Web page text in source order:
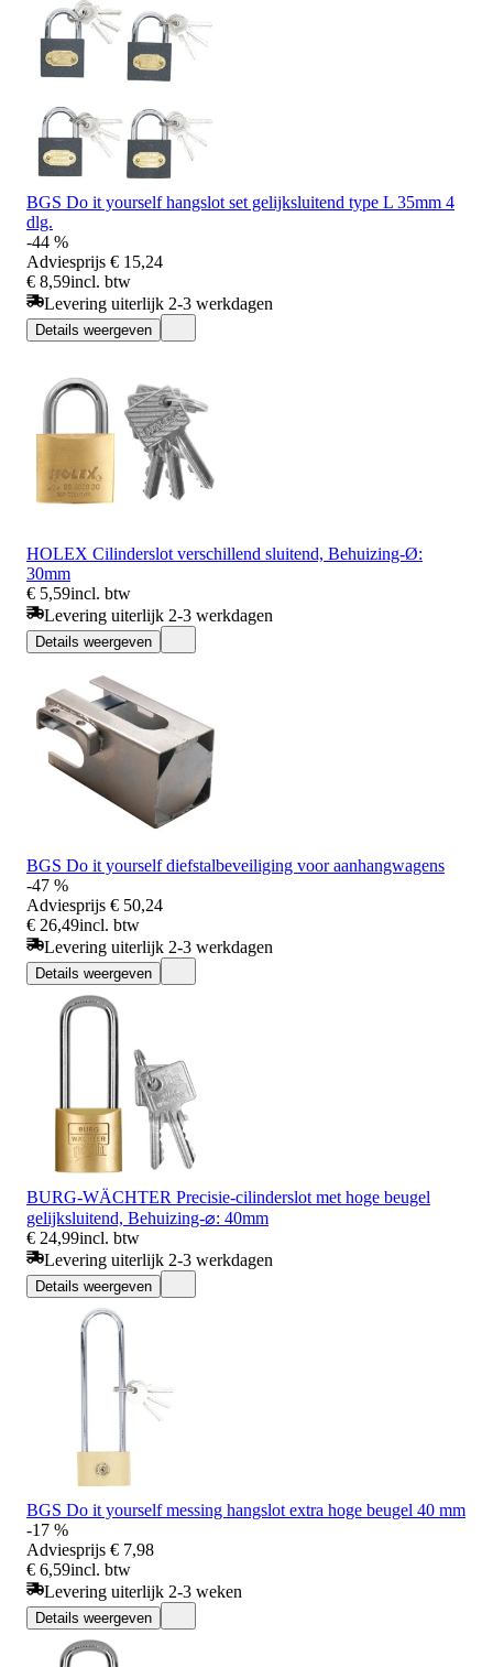
BGS Do it yourself hangslot set gelijksluitend type L 35mm 4
dlg.
-44 %
Adviesprijs € 15,24
€ 8,59incl. btw
Levering uiterlijk 2-3 werkdagen
Details weergeven
HOLEX Cilinderslot verschillend sluitend, Behuizing-Ø:
30mm
€ 5,59incl. btw
Levering uiterlijk 2-3 werkdagen
Details weergeven
BGS Do it yourself diefstalbeveiliging voor aanhangwagens
-47 %
Adviesprijs € 50,24
€ 26,49incl. btw
Levering uiterlijk 2-3 werkdagen
Details weergeven
BURG-WÄCHTER Precisie-cilinderslot met hoge beugel
gelijksluitend, Behuizing-⌀: 40mm
€ 24,99incl. btw
Levering uiterlijk 2-3 werkdagen
Details weergeven
BGS Do it yourself messing hangslot extra hoge beugel 40 mm
-17 %
Adviesprijs € 7,98
€ 6,59incl. btw
Levering uiterlijk 2-3 weken
Details weergeven